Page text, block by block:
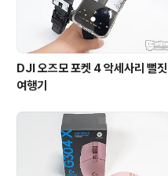
DJI 오즈모 포켓 4 악세사리 뻘짓
여행기